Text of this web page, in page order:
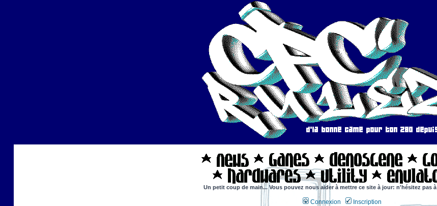
Un petit coup de main... Vous pouvez nous aider à mettre ce site à jour: n'hésitez pas à
Connexion Inscription